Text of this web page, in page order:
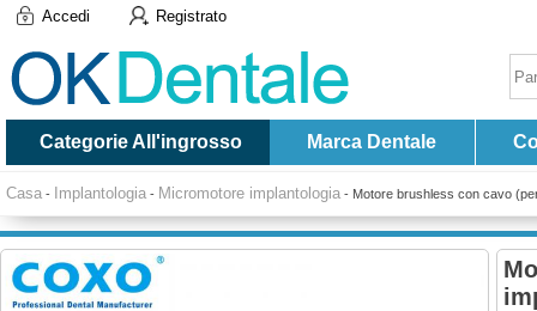
Accedi Registrato
Categorie All'ingrosso Marca Dentale
Casa - Implantologia - Micromotore implantologia - Motore brushless con cavo